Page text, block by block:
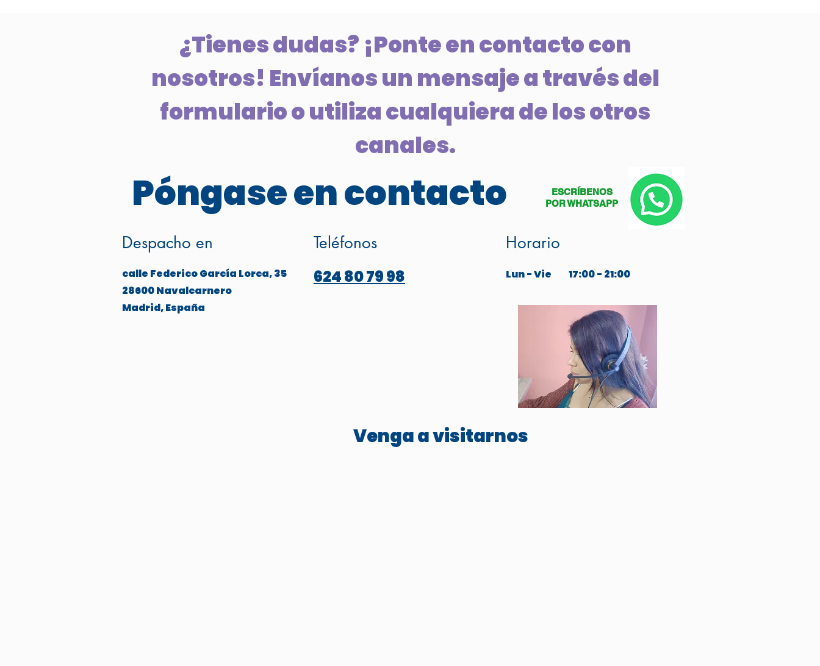
¿Tienes dudas? ¡Ponte en contacto con
nosotros! Envíanos un mensaje a través del
formulario o utiliza cualquiera de los otros
canales.
Póngase en contacto
Despacho en
calle Federico García Lorca, 35
28600 Navalcarnero
Madrid, España
Teléfonos
624 80 79 98
Horario
Lun - Vie 17:00 - 21:00
ESCRÍBENOS
POR WHATSAPP
Venga a visitarnos